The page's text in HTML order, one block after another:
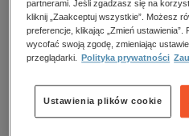
budownictwo,
biznesowe, branżowe,
dzienniki
edukacja
Marta Szczocarz-
Sortowanie
partnerami. Jeśli zgadzasz się na
kliknij „Zaakceptuj wszystkie”. Możesz
preferencje, klikając „Zmień
wycofać swoją zgodę, zmieniając
przeglądarki.
Polityka prywatności
Ustawienia plików cookie